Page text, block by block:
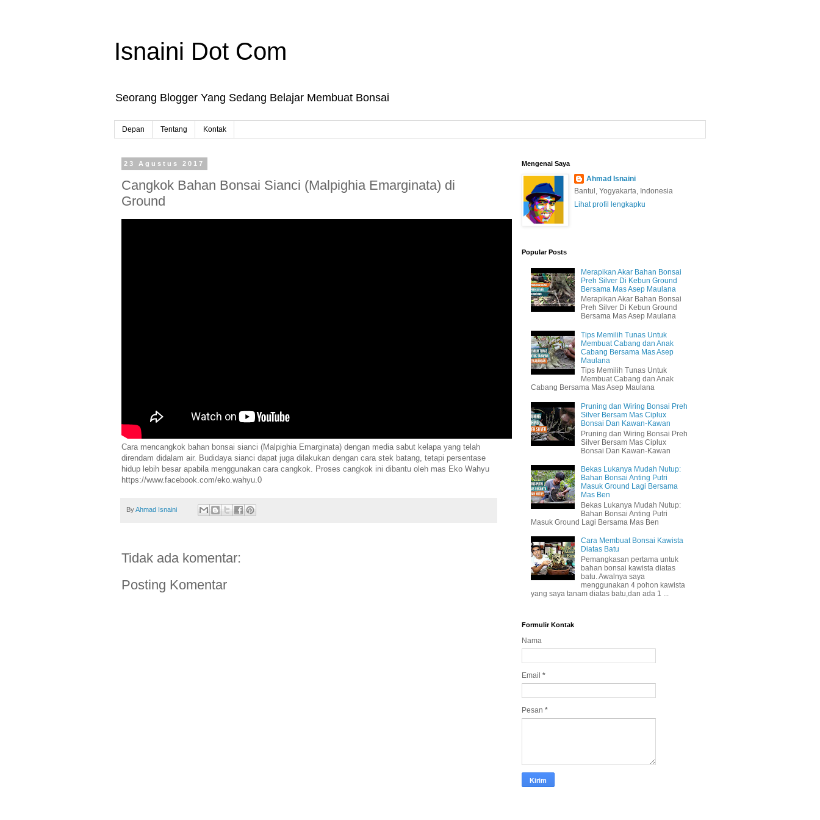
Isnaini Dot Com
Seorang Blogger Yang Sedang Belajar Membuat Bonsai
Depan Tentang Kontak
23 Agustus 2017
Cangkok Bahan Bonsai Sianci (Malpighia Emarginata) di
Ground
Cara mencangkok bahan bonsai sianci (Malpighia Emarginata) dengan media sabut kelapa yang telah
direndam didalam air. Budidaya sianci dapat juga dilakukan dengan cara stek batang, tetapi persentase
hidup lebih besar apabila menggunakan cara cangkok. Proses cangkok ini dibantu oleh mas Eko Wahyu
https://www.facebook.com/eko.wahyu.0
ByAhmad Isnaini
Tidak ada komentar:
Posting Komentar
Mengenai Saya
Ahmad Isnaini
Bantul, Yogyakarta, Indonesia
Lihat profil lengkapku
Popular Posts
Merapikan Akar Bahan Bonsai
Preh Silver Di Kebun Ground
Bersama Mas Asep Maulana
Merapikan Akar Bahan Bonsai
Preh Silver Di Kebun Ground
Bersama Mas Asep Maulana
Tips Memilih Tunas Untuk
Membuat Cabang dan Anak
Cabang Bersama Mas Asep
Maulana
Tips Memilih Tunas Untuk
Membuat Cabang dan Anak
Cabang Bersama Mas Asep Maulana
Pruning dan Wiring Bonsai Preh
Silver Bersam Mas Ciplux
Bonsai Dan Kawan-Kawan
Pruning dan Wiring Bonsai Preh
Silver Bersam Mas Ciplux
Bonsai Dan Kawan-Kawan
Bekas Lukanya Mudah Nutup:
Bahan Bonsai Anting Putri
Masuk Ground Lagi Bersama
Mas Ben
Bekas Lukanya Mudah Nutup:
Bahan Bonsai Anting Putri
Masuk Ground Lagi Bersama Mas Ben
Cara Membuat Bonsai Kawista
Diatas Batu
Pemangkasan pertama untuk
bahan bonsai kawista diatas
batu. Awalnya saya
menggunakan 4 pohon kawista
yang saya tanam diatas batu,dan ada 1 ...
Formulir Kontak
Nama
Email *
Pesan *